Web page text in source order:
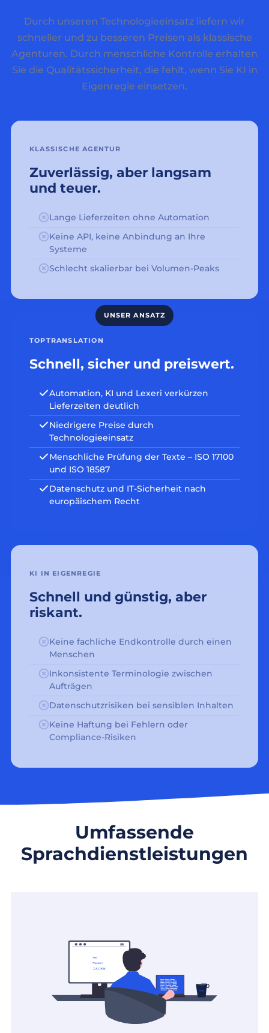
Durch unseren Technologieeinsatz liefern wir
schneller und zu besseren Preisen als klassische
Agenturen. Durch menschliche Kontrolle erhalten
Sie die Qualitätssicherheit, die fehlt, wenn Sie KI in
Eigenregie einsetzen.
KLASSISCHE AGENTUR
Zuverlässig, aber langsam
und teuer.
Lange Lieferzeiten ohne Automation
Keine API, keine Anbindung an Ihre
Systeme
Schlecht skalierbar bei Volumen-Peaks
TOPTRANSLATION
Schnell, sicher und preiswert.
Automation, KI und Lexeri verkürzen
Lieferzeiten deutlich
Niedrigere Preise durch
Technologieeinsatz
Menschliche Prüfung der Texte – ISO 17100
und ISO 18587
Datenschutz und IT-Sicherheit nach
europäischem Recht
KI IN EIGENREGIE
Schnell und günstig, aber
riskant.
Keine fachliche Endkontrolle durch einen
Menschen
Inkonsistente Terminologie zwischen
Aufträgen
Datenschutzrisiken bei sensiblen Inhalten
Keine Haftung bei Fehlern oder
Compliance-Risiken
Umfassende
Sprachdienstleistungen